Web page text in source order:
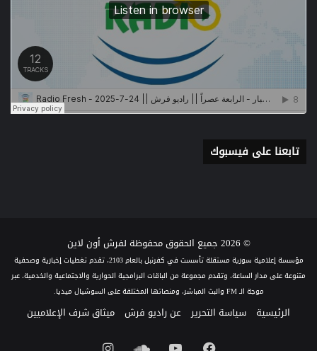
تابعنا على فيسبوك
© 2026 جميع الحقوق محفوظة لفرش أون لاين
مؤسسة إعلامية سورية مستقلة تأسست في كفرنبل بالعام 2103، تقدم تغطيات إخبارية وصحفية
متنوعة على مدار الساعة، وتقدم مجموعة من الباقات البرامجية الحوارية والاجتماعية والخدمية، عبر
موجة الـ FM والبث المباشر، ومنصاتها المختلفة على السوشيال ميديا.
الرئيسية سياسة التحرير عن راديو فرش ميثاق شرف الإعلاميين